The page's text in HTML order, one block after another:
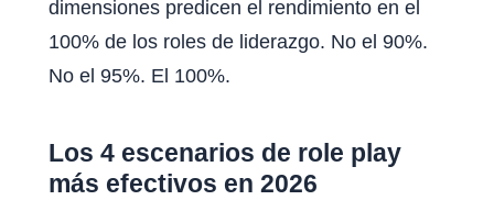
dimensiones predicen el rendimiento en el
100% de los roles de liderazgo. No el 90%.
No el 95%. El 100%.
Los 4 escenarios de role play
más efectivos en 2026